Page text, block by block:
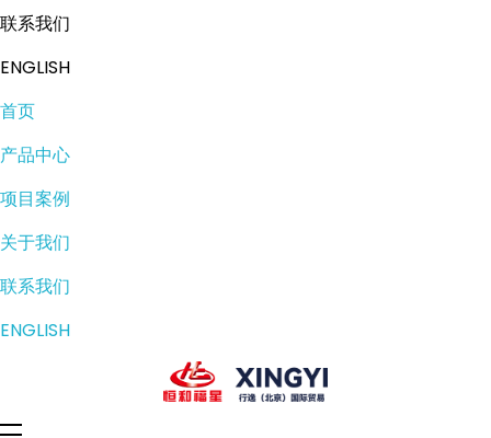
联系我们
ENGLISH
首页
产品中心
项目案例
关于我们
联系我们
ENGLISH